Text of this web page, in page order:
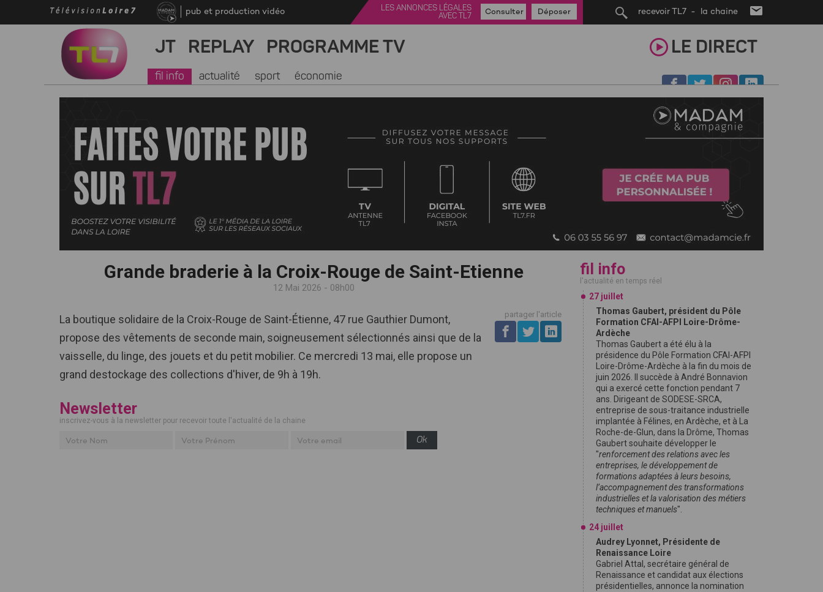
recevoir TL7 - la chaine
pub et production vidéo
LES ANNONCES LÉGALES
AVEC TL7
Consulter Déposer
JT REPLAY PROGRAMME TV LE DIRECT
fil info actualité sport économie
Grande braderie à la Croix-Rouge de Saint-Etienne
12 Mai 2026 - 08h00
La boutique solidaire de la Croix-Rouge de Saint-Étienne, 47 rue Gauthier Dumont,
propose des vêtements de seconde main, soigneusement sélectionnés ainsi que de la
vaisselle, du linge, des jouets et du petit mobilier. Ce mercredi 13 mai, elle propose un
grand destockage des collections d'hiver, de 9h à 19h.
partager l'article
Newsletter
inscrivez-vous à la newsletter pour recevoir toute l'actualité de la chaine
Ok
fil info
l'actualité en temps réel
27 juillet
Thomas Gaubert, président du Pôle
Formation CFAI-AFPI Loire-Drôme-
Ardèche
Thomas Gaubert a été élu à la
présidence du Pôle Formation CFAI-AFPI
Loire-Drôme-Ardèche à la fin du mois de
juin 2026. Il succède à André Bonnavion
qui a exercé cette fonction pendant 7
ans. Dirigeant de SODESE-SRCA,
entreprise de sous-traitance industrielle
implantée à Félines, en Ardèche, et à La
Roche-de-Glun, dans la Drôme, Thomas
Gaubert souhaite développer le
"renforcement des relations avec les
entreprises, le développement de
formations adaptées à leurs besoins,
l’accompagnement des transformations
industrielles et la valorisation des métiers
techniques et manuels".
24 juillet
Audrey Lyonnet, Présidente de
Renaissance Loire
Gabriel Attal, secrétaire général de
Renaissance et candidat aux élections
présidentielles, annonce la nomination